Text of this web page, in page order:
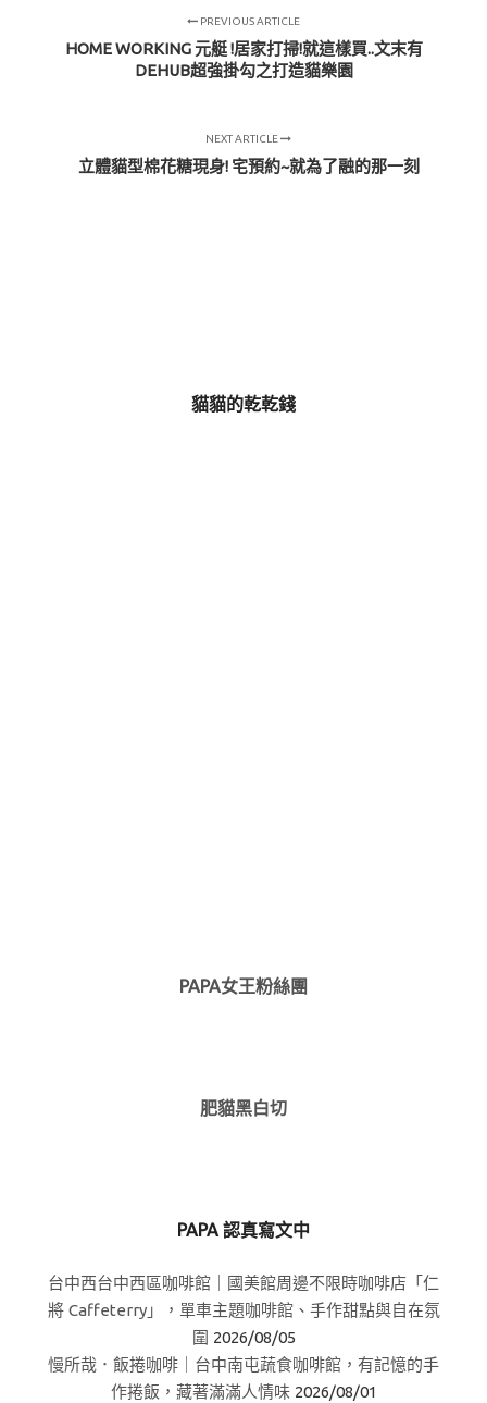
PREVIOUS ARTICLE
HOME WORKING 元艇 !居家打掃!就這樣買..文末有
DEHUB超強掛勾之打造貓樂園
NEXT ARTICLE
立體貓型棉花糖現身! 宅預約~就為了融的那一刻
貓貓的乾乾錢
PAPA女王粉絲團
肥貓黑白切
PAPA 認真寫文中
台中西台中西區咖啡館｜國美館周邊不限時咖啡店「仁
將 Caffeterry」，單車主題咖啡館、手作甜點與自在氛
圍 2026/08/05
慢所哉．飯捲咖啡｜台中南屯蔬食咖啡館，有記憶的手
作捲飯，藏著滿滿人情味 2026/08/01